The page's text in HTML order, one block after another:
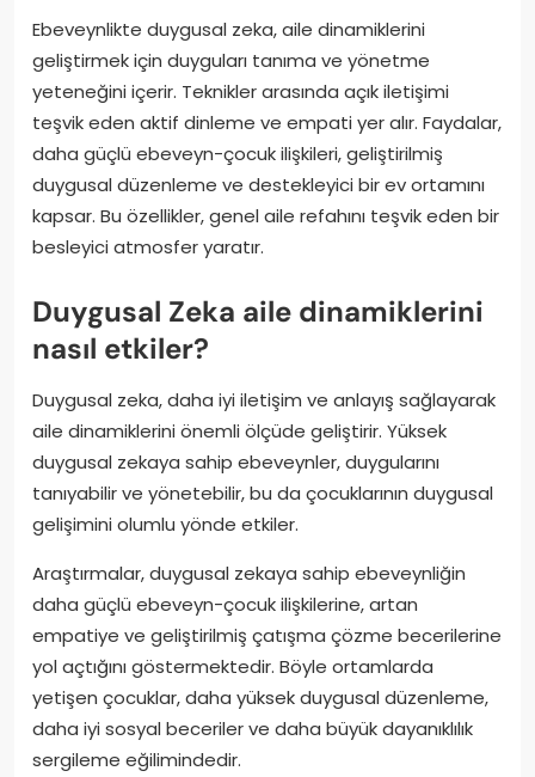
Ebeveynlikte duygusal zeka, aile dinamiklerini
geliştirmek için duyguları tanıma ve yönetme
yeteneğini içerir. Teknikler arasında açık iletişimi
teşvik eden aktif dinleme ve empati yer alır. Faydalar,
daha güçlü ebeveyn-çocuk ilişkileri, geliştirilmiş
duygusal düzenleme ve destekleyici bir ev ortamını
kapsar. Bu özellikler, genel aile refahını teşvik eden bir
besleyici atmosfer yaratır.
Duygusal Zeka aile dinamiklerini
nasıl etkiler?
Duygusal zeka, daha iyi iletişim ve anlayış sağlayarak
aile dinamiklerini önemli ölçüde geliştirir. Yüksek
duygusal zekaya sahip ebeveynler, duygularını
tanıyabilir ve yönetebilir, bu da çocuklarının duygusal
gelişimini olumlu yönde etkiler.
Araştırmalar, duygusal zekaya sahip ebeveynliğin
daha güçlü ebeveyn-çocuk ilişkilerine, artan
empatiye ve geliştirilmiş çatışma çözme becerilerine
yol açtığını göstermektedir. Böyle ortamlarda
yetişen çocuklar, daha yüksek duygusal düzenleme,
daha iyi sosyal beceriler ve daha büyük dayanıklılık
sergileme eğilimindedir.